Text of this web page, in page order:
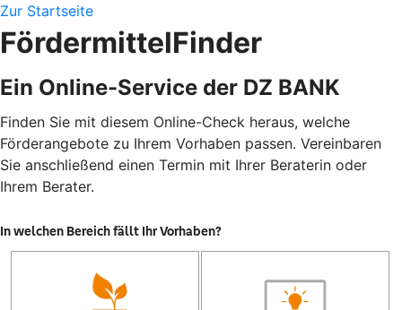
Zur Startseite
FördermittelFinder
Ein Online-Service der DZ BANK
Finden Sie mit diesem Online-Check heraus, welche
Förderangebote zu Ihrem Vorhaben passen. Vereinbaren
Sie anschließend einen Termin mit Ihrer Beraterin oder
Ihrem Berater.